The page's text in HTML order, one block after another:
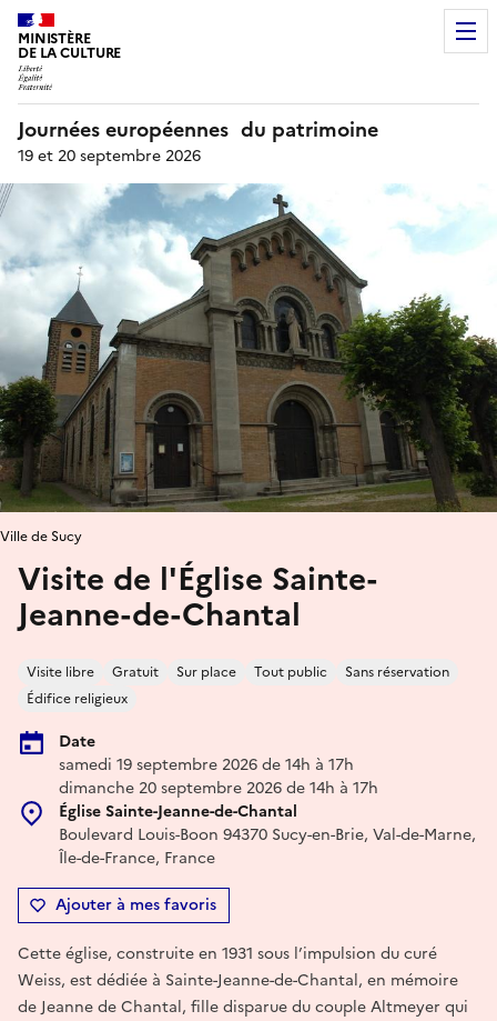
MINISTÈRE
DE LA CULTURE
Journées européennes du patrimoine
19 et 20 septembre 2026
Visite de l'Église Sainte-
Jeanne-de-Chantal
Visite libre Gratuit Sur place Tout public
Sans réservation
Édifice religieux
Date
samedi 19 septembre 2026 de 14h à 17h
dimanche 20 septembre 2026 de 14h à 17h
Église Sainte-Jeanne-de-Chantal
Boulevard Louis-Boon 94370 Sucy-en-Brie, Val-de-Marne,
Île-de-France, France
Ajouter à mes favoris
Ville de Sucy
Cette église, construite en 1931 sous l’impulsion du curé
Weiss, est dédiée à Sainte-Jeanne-de-Chantal, en mémoire
de Jeanne de Chantal, fille disparue du couple Altmeyer qui